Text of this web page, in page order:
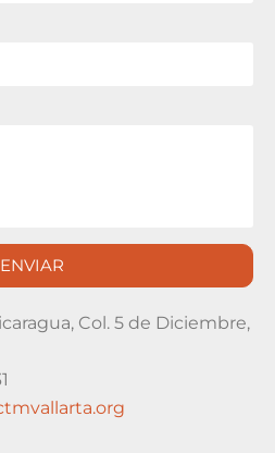
ENVIAR
Col. 5 de Diciembre,